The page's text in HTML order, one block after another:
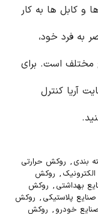
و کابل ها به کار
به فرد خود،
مختلف است. برای
آریا کنترل
بندی , روکش حرارتی
, روکش
بهداشتی , روکش
پلاستیکی , روکش
خودرو, روکش